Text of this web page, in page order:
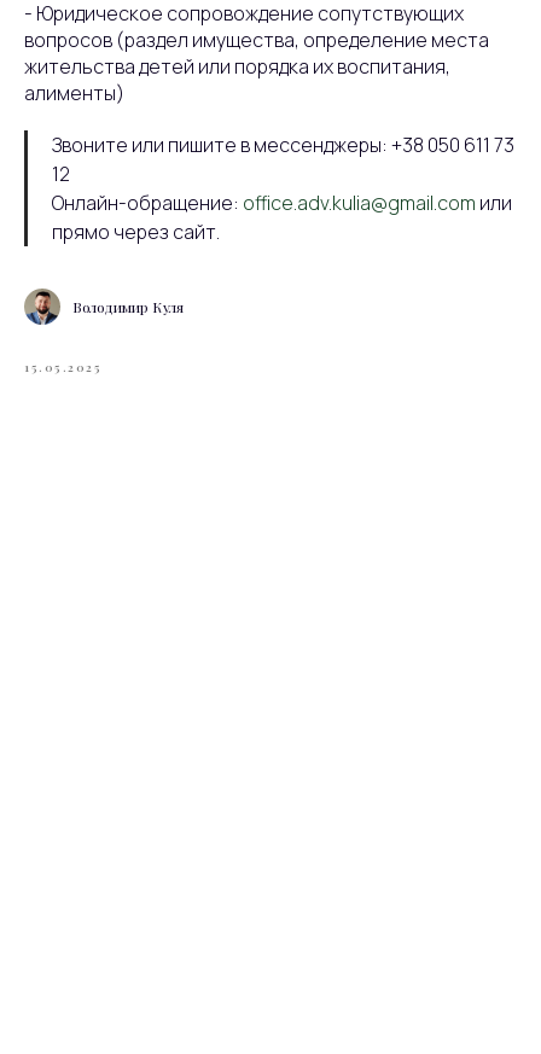
- Юридическое сопровождение сопутствующих
вопросов (раздел имущества, определение места
жительства детей или порядка их воспитания,
алименты)
Звоните или пишите в мессенджеры: +38 050 611 73
12
Онлайн-обращение: office.adv.kulia@gmail.com или
прямо через сайт.
Володимир Куля
15.05.2025